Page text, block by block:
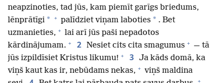
neapzinoties, tad jūs, kam piemīt garīgs briedums,
lēnprātīgi * + palīdziet viņam laboties * . Bet
uzmanieties, + lai arī jūs paši nepadotos
kārdinājumam. + 2 Nesiet cits cita smagumus + — tā
jūs izpildīsiet Kristus likumu! + 3 Ja kāds domā, ka
viņš kaut kas ir, nebūdams nekas, + viņš maldina
+